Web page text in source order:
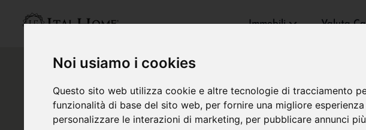
Noi usiamo i cookies
Questo sito web utilizza cookie e altre tecnologie di tracciamento
funzionalità di base del sito web, per fornire una migliore
personalizzare le interazioni di marketing, per pubblicare annunci
Immobili Valuta